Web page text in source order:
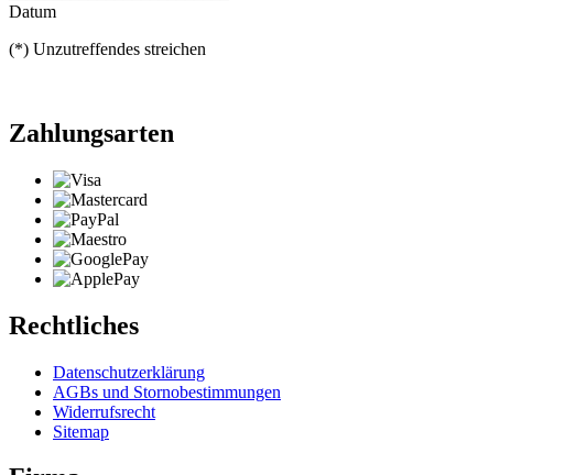
Datum
(*) Unzutreffendes streichen
Zahlungsarten
Rechtliches
Datenschutzerklärung
AGBs und Stornobestimmungen
Widerrufsrecht
Sitemap